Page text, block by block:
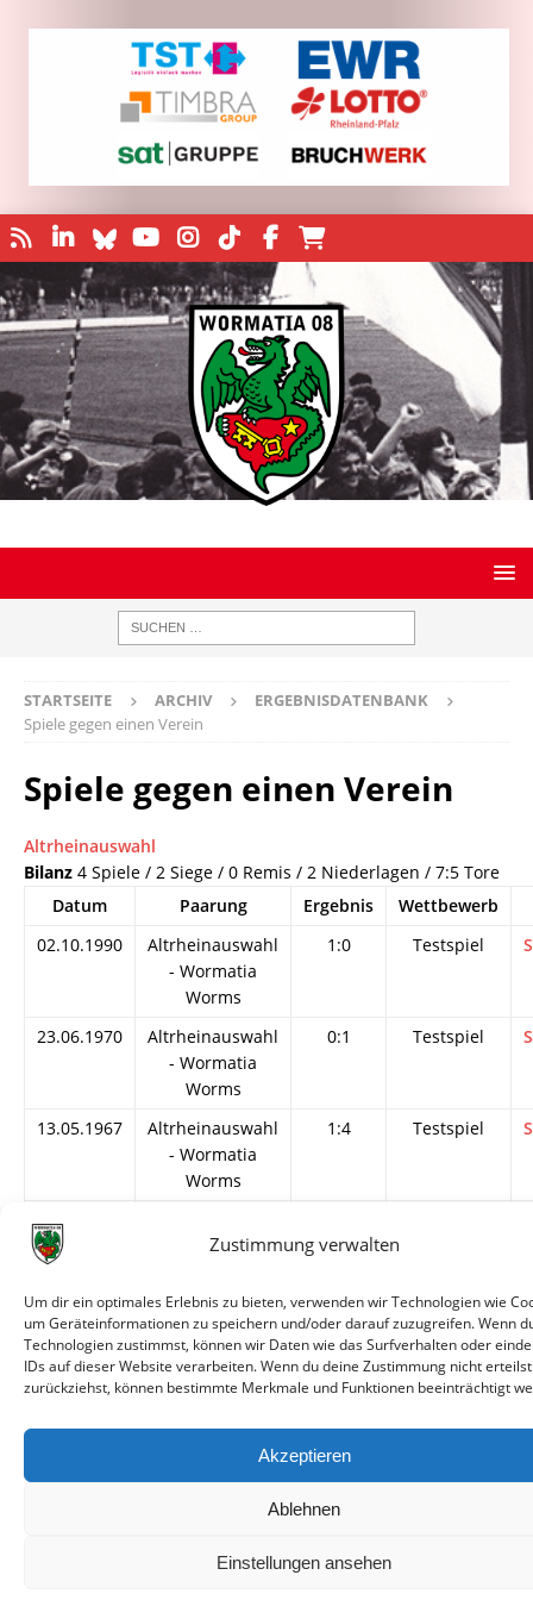
Zustimmung verwalten
Um dir ein optimales Erlebnis zu bieten, verwenden wir Technologien wie
um Geräteinformationen zu speichern und/oder darauf zuzugreifen. Wenn
Technologien zustimmst, können wir Daten wie das Surfverhalten oder
IDs auf dieser Website verarbeiten. Wenn du deine Zustimmung nicht
zurückziehst, können bestimmte Merkmale und Funktionen beeinträchtigt
Akzeptieren
Ablehnen
Einstellungen ansehen
STARTSEITE ARCHIV
ERGEBNISDATENBANK
Spiele gegen einen Verein
Spiele gegen einen Verein
Altrheinauswahl
Bilanz 4 Spiele / 2 Siege / 0 Remis / 2 Niederlagen / 7:5 Tore
Datum
Paarung Ergebnis
Wettbewerb
02.10.1990
Altrheinauswahl
- Wormatia
Worms
1:0 Testspiel
23.06.1970
Altrheinauswahl
- Wormatia
Worms
0:1 Testspiel
13.05.1967
Altrheinauswahl
- Wormatia
Worms
1:4 Testspiel
11.05.1961
- Wormatia